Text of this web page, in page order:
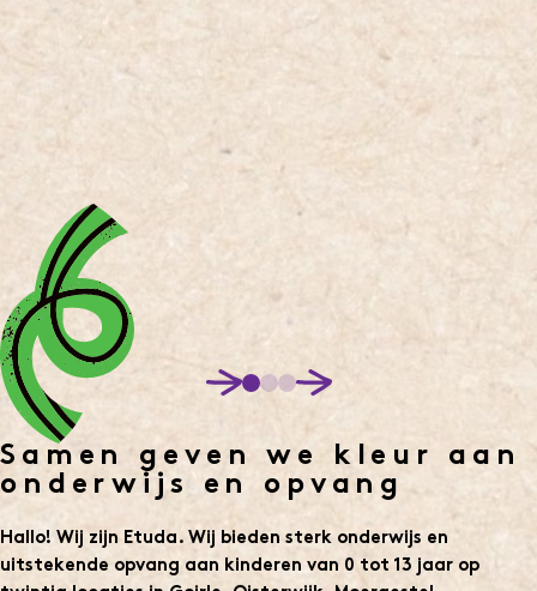
Samen geven we kleur aan
onderwijs en opvang
Hallo! Wij zijn Etuda. Wij bieden sterk onderwijs en
uitstekende opvang aan kinderen van 0 tot 13 jaar op